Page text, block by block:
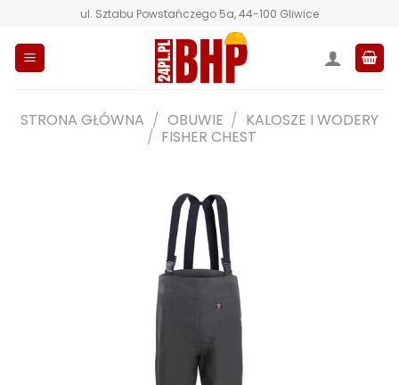
zawartości
ul. Sztabu Powstańczego 5a, 44-100 Gliwice
STRONA GŁÓWNA / OBUWIE / KALOSZE I WODERY
/ FISHER CHEST